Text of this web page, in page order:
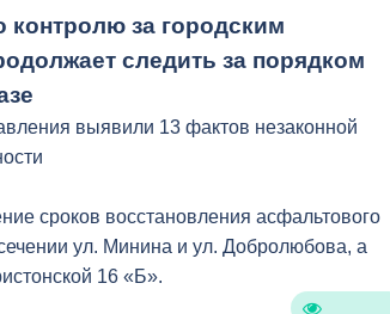
связь!
помогают делать город комфортнее.
контролю за городским
следить за порядком
выявили 13 фактов незаконной
сроков восстановления асфальтового
ул. Минина и ул. Добролюбова, а
16 «Б».